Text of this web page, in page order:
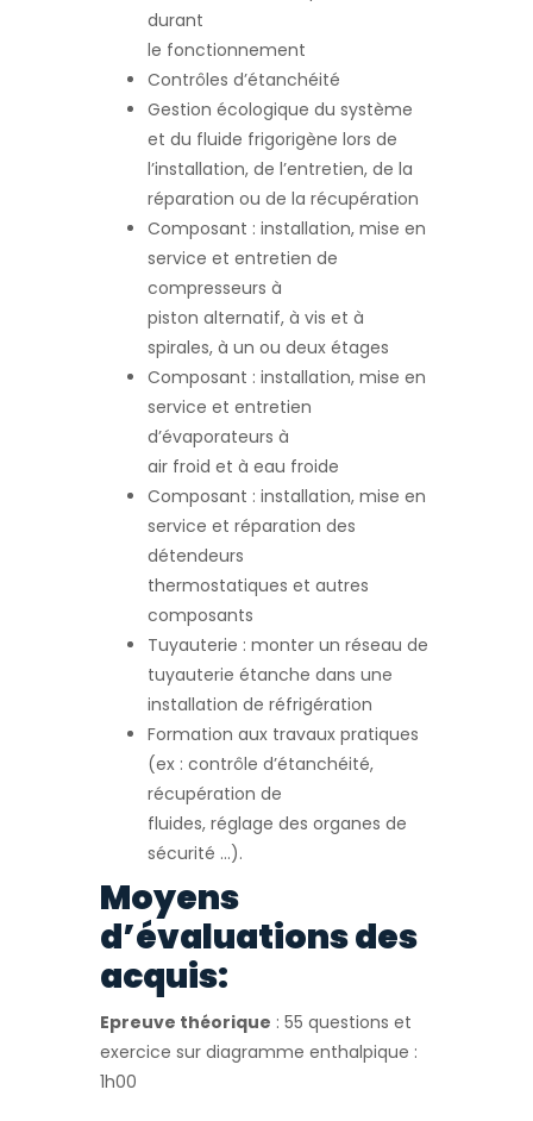
durant
le fonctionnement
Contrôles d’étanchéité
Gestion écologique du système
et du fluide frigorigène lors de
l’installation, de l’entretien, de la
réparation ou de la récupération
Composant : installation, mise en
service et entretien de
compresseurs à
piston alternatif, à vis et à
spirales, à un ou deux étages
Composant : installation, mise en
service et entretien
d’évaporateurs à
air froid et à eau froide
Composant : installation, mise en
service et réparation des
détendeurs
thermostatiques et autres
composants
Tuyauterie : monter un réseau de
tuyauterie étanche dans une
installation de réfrigération
Formation aux travaux pratiques
(ex : contrôle d’étanchéité,
récupération de
fluides, réglage des organes de
sécurité …).
Moyens
d’évaluations des
acquis:
Epreuve théorique : 55 questions et
exercice sur diagramme enthalpique :
1h00